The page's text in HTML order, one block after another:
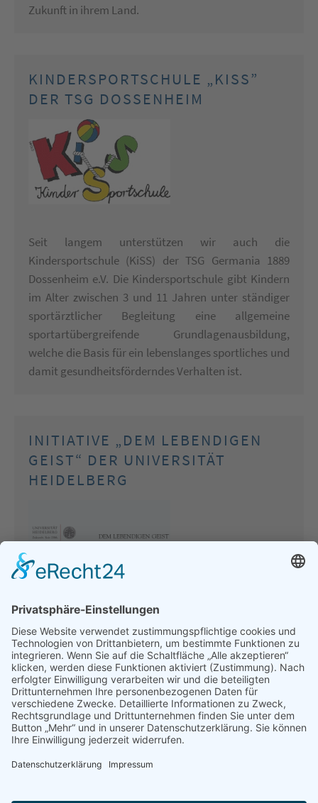
Zukunft in ihrem Land.
KINDERSPORTSCHULE „KISS”
DER TSG DOSSENHEIM
Seit langem unterstützen wir auch die
Kindersportschule (KiSS) der TSG Germania 1889
Dossenheim e.V. Die Kindersportschule gibt Kindern
im Alter zwischen 3 und 11 Jahren unter ständiger
sportärztlicher Begleitung eine allgemeine
sportartübergreifende Grundlagenausbildung,
welche die Basis für ein lebenslanges sportliches und
damit gesundheitsförderndes Verhalten ist.
INITIATIVE „DEM LEBENDIGEN
GEIST“ DER UNIVERSITÄT
HEIDELBERG
Unterstützung findet die Ruprecht-Karls-Universität
als eine der ältesten und forschungsstärksten
Universitäten Europas. Mit der Initiative „Dem
lebendigen Geist“ widmet sie sich u. a. der
Renovierung und Modernisierung des
Gebäudeensembles der neuen Universität, um auch
zukünftig dem Ruf einer exzellenten Hochschule
gerecht zu werden.